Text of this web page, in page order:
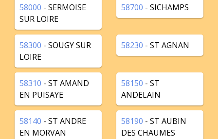
58000 - SERMOISE
SUR LOIRE
58700 - SICHAMPS
58300 - SOUGY SUR
LOIRE
58230 - ST AGNAN
58310 - ST AMAND
EN PUISAYE
58150 - ST
ANDELAIN
58140 - ST ANDRE
EN MORVAN
58190 - ST AUBIN
DES CHAUMES